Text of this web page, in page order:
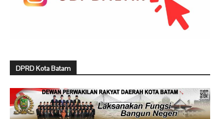
DPRD Kota Batam